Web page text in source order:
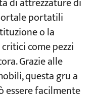
portatili
o la
come pezzi
Grazie alle
questa gru a
facilmente